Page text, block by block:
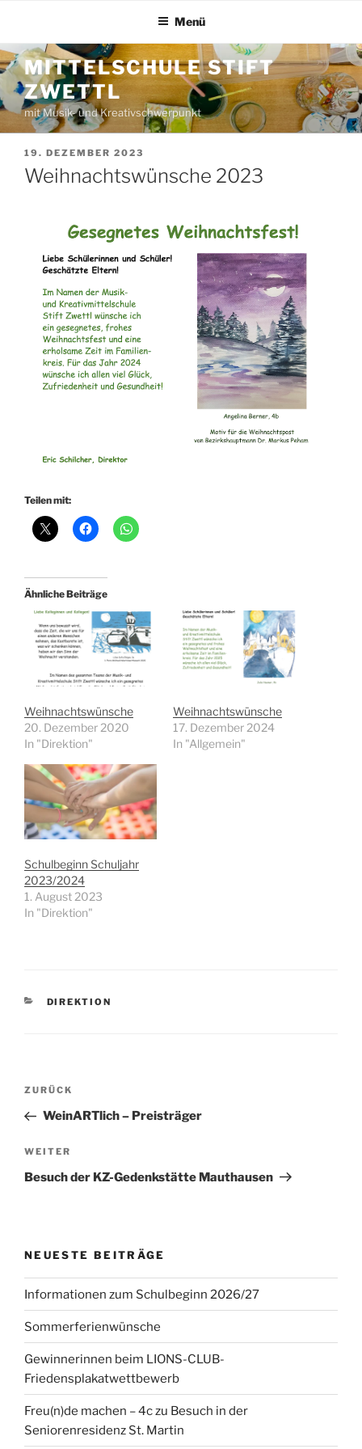
springen
Menü
MITTELSCHULE STIFT
ZWETTL
mit Musik- und Kreativschwerpunkt
VERÖFFENTLICHT
AM
19. DEZEMBER 2023
Weihnachtswünsche 2023
Teilen mit:
Ähnliche Beiträge
Weihnachtswünsche
20. Dezember 2020
In "Direktion"
Weihnachtswünsche
17. Dezember 2024
In "Allgemein"
Schulbeginn Schuljahr
2023/2024
1. August 2023
In "Direktion"
KATEGORIEN
DIREKTION
Beitragsnavigation
Vorheriger
Beitrag
ZURÜCK
WeinARTlich – Preisträger
Nächster
Beitrag
WEITER
Besuch der KZ-Gedenkstätte Mauthausen
NEUESTE BEITRÄGE
Informationen zum Schulbeginn 2026/27
Sommerferienwünsche
Gewinnerinnen beim LIONS-CLUB-
Friedensplakatwettbewerb
Freu(n)de machen – 4c zu Besuch in der
Seniorenresidenz St. Martin